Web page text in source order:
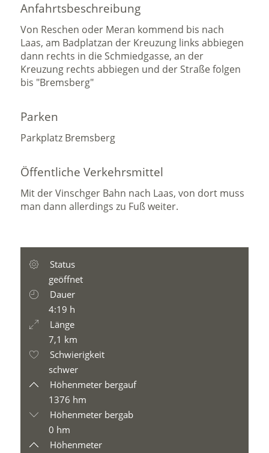
Anfahrtsbeschreibung
Von Reschen oder Meran kommend bis nach
Laas, am Badplatzan der Kreuzung links abbiegen
dann rechts in die Schmiedgasse, an der
Kreuzung rechts abbiegen und der Straße folgen
bis "Bremsberg"
Parken
Parkplatz Bremsberg
Öffentliche Verkehrsmittel
Mit der Vinschger Bahn nach Laas, von dort muss
man dann allerdings zu Fuß weiter.
Status
geöffnet
Dauer
4:19 h
Länge
7,1 km
Schwierigkeit
schwer
Höhenmeter bergauf
1376 hm
Höhenmeter bergab
0 hm
Höhenmeter